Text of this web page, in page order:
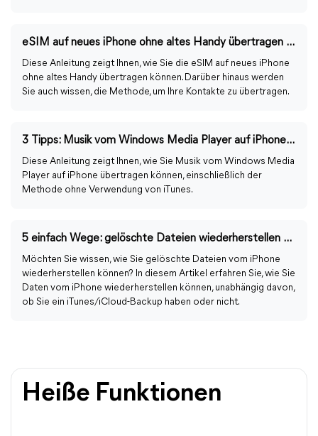
eSIM auf neues iPhone ohne altes Handy übertragen – so gehts
Diese Anleitung zeigt Ihnen, wie Sie die eSIM auf neues iPhone
ohne altes Handy übertragen können. Darüber hinaus werden
Sie auch wissen, die Methode, um Ihre Kontakte zu übertragen.
3 Tipps: Musik vom Windows Media Player auf iPhone übertragen
Diese Anleitung zeigt Ihnen, wie Sie Musik vom Windows Media
Player auf iPhone übertragen können, einschließlich der
Methode ohne Verwendung von iTunes.
5 einfach Wege: gelöschte Dateien wiederherstellen vom iPhone
Möchten Sie wissen, wie Sie gelöschte Dateien vom iPhone
wiederherstellen können? In diesem Artikel erfahren Sie, wie Sie
Daten vom iPhone wiederherstellen können, unabhängig davon,
ob Sie ein iTunes/iCloud-Backup haben oder nicht.
Heiße Funktionen